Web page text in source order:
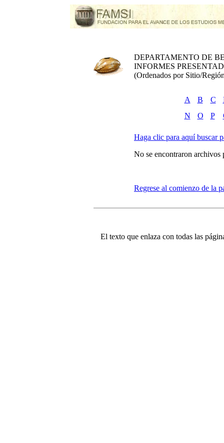
DEPARTAMENTO DE
INFORMES
(Ordenados por Sitio/
A B C
N
O P
Haga clic para aquí buscar
No se encontraron archivos
Regrese al comienzo de la
El texto que enlaza con todas las